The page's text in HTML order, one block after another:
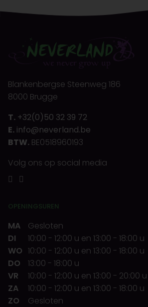
Blankenbergse Steenweg 186
8000 Brugge
T. +32(0)50 32 39 72
E. info@neverland.be
BTW. BE0518960193
Volg ons op social media
OPENINGSUREN
MA
Gesloten
DI
10:00 - 12:00 u en 13:00 - 18:00 u
WO 10:00 - 12:00 u en 13:00 - 18:00 u
DO
13:00 - 18:00 u
VR
10:00 - 12:00 u en 13:00 - 20:00 u
ZA
10:00 - 12:00 u en 13:00 - 18:00 u
ZO
Gesloten